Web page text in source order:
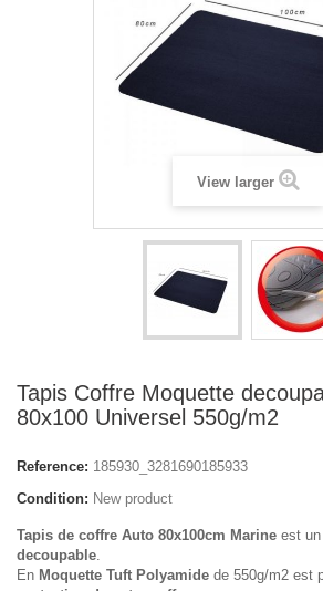
View larger
Tapis Coffre Moquette
80x100 Universel 550g/m2
Reference: 185930_3281690185933
Condition: New product
Tapis de coffre Auto 80x100cm Marine est
decoupable.
En Moquette Tuft Polyamide de 550g/m2 est